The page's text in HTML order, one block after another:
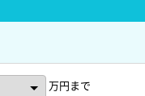
万円まで